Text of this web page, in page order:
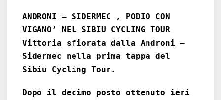
ANDRONI – SIDERMEC , PODIO CON
VIGANO’ NEL SIBIU CYCLING TOUR
Vittoria sfiorata dalla Androni –
Sidermec nella prima tappa del
Sibiu Cycling Tour.
Dopo il decimo posto ottenuto ieri